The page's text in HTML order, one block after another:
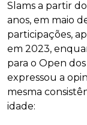
Slams a partir
anos, em maio
participações,
em 2023,
para o Open
expressou a
mesma
idade: